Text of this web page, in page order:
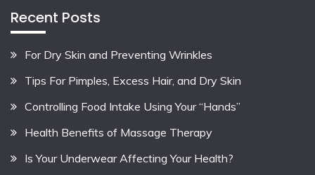
Recent Posts
For Dry Skin and Preventing Wrinkles
Tips For Pimples, Excess Hair, and Dry Skin
Controlling Food Intake Using Your “Hands”
Health Benefits of Massage Therapy
Is Your Underwear Affecting Your Health?